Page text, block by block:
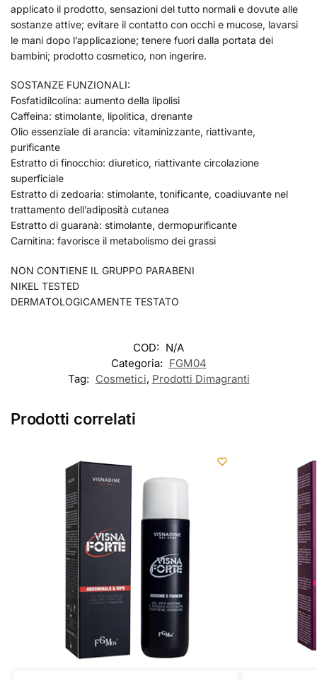
applicato il prodotto, sensazioni del tutto normali e dovute alle
sostanze attive; evitare il contatto con occhi e mucose, lavarsi
le mani dopo l’applicazione; tenere fuori dalla portata dei
bambini; prodotto cosmetico, non ingerire.
SOSTANZE FUNZIONALI:
Fosfatidilcolina: aumento della lipolisi
Caffeina: stimolante, lipolitica, drenante
Olio essenziale di arancia: vitaminizzante, riattivante,
purificante
Estratto di finocchio: diuretico, riattivante circolazione
superficiale
Estratto di zedoaria: stimolante, tonificante, coadiuvante nel
trattamento dell’adiposità cutanea
Estratto di guaranà: stimolante, dermopurificante
Carnitina: favorisce il metabolismo dei grassi
NON CONTIENE IL GRUPPO PARABENI
NIKEL TESTED
DERMATOLOGICAMENTE TESTATO
COD: N/A
Categoria: FGM04
Tag: Cosmetici, Prodotti Dimagranti
Prodotti correlati